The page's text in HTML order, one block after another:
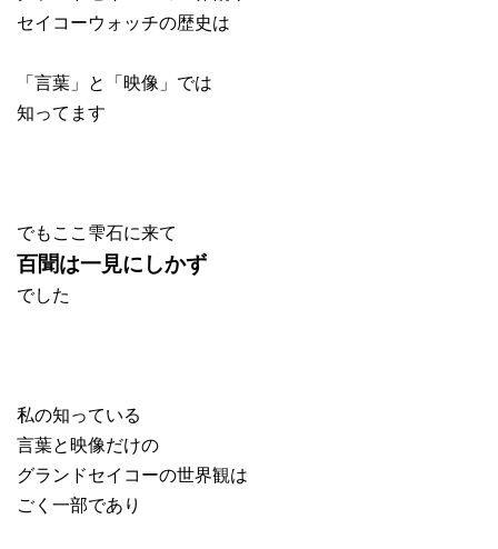
セイコーウォッチの歴史は
「言葉」と「映像」では
知ってます
でもここ雫石に来て
百聞は一見にしかず
でした
私の知っている
言葉と映像だけの
グランドセイコーの世界観は
ごく一部であり